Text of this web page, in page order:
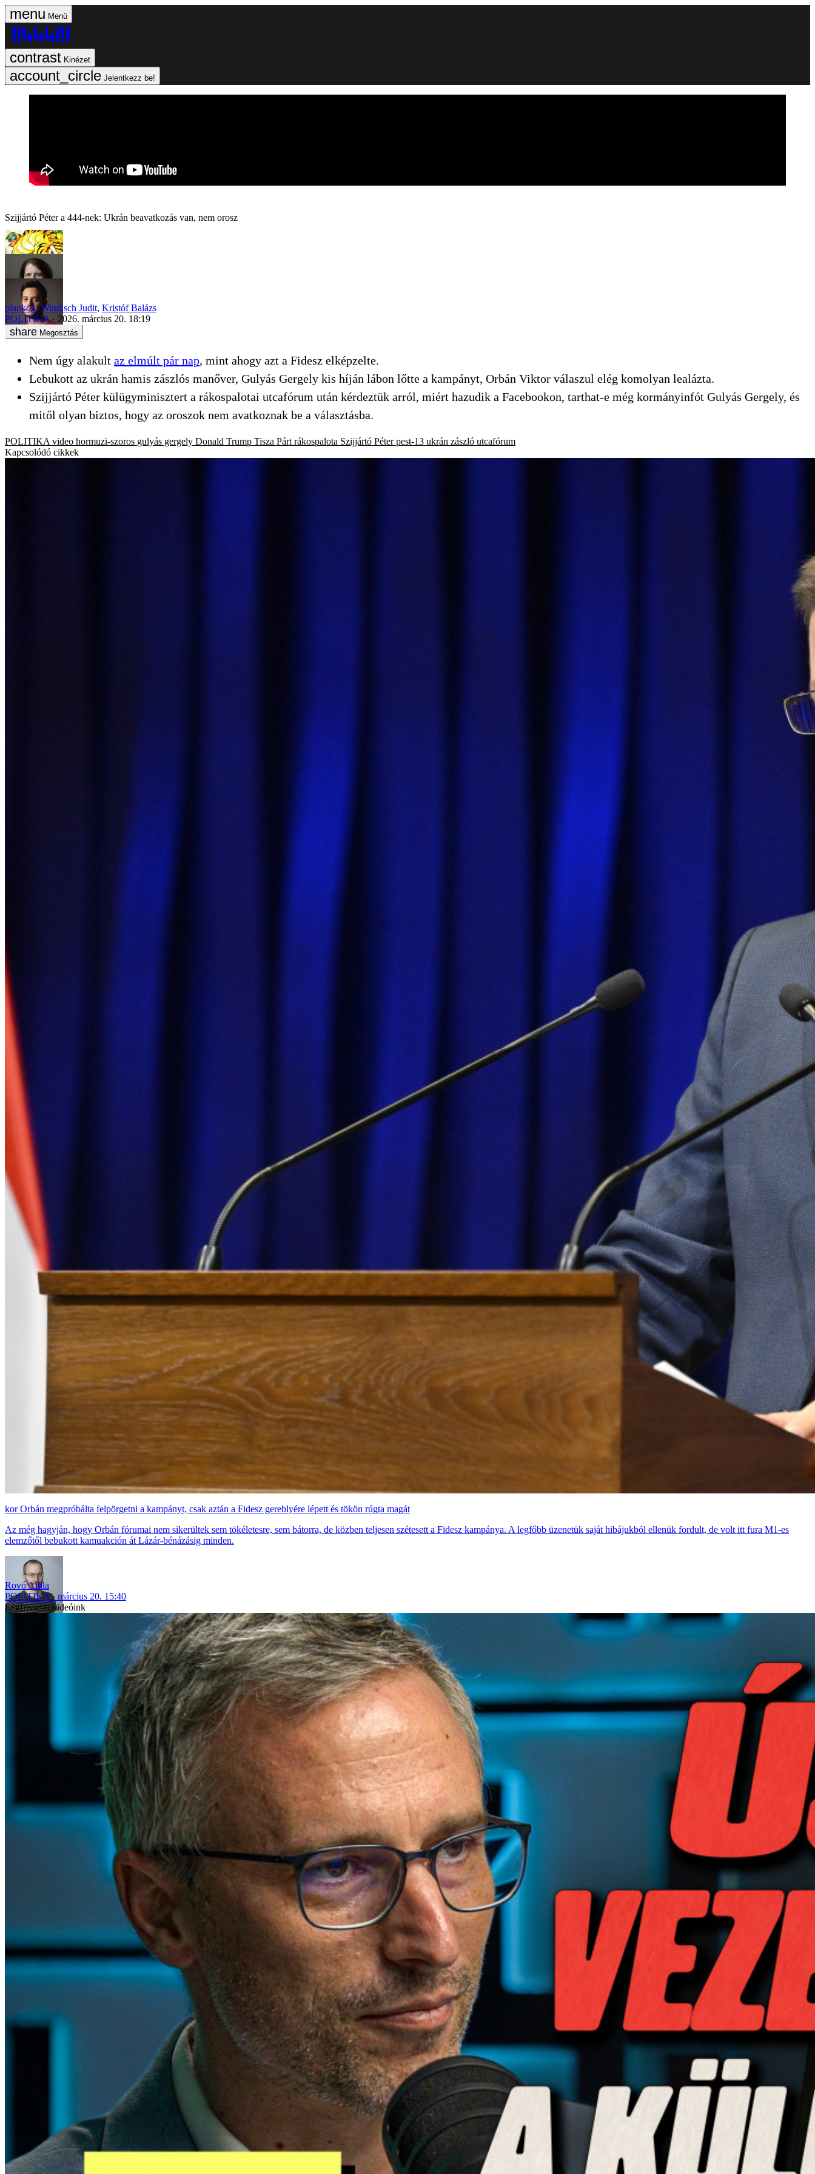
Menü
Kinézet
Jelentkezz be!
Szijjártó Péter a 444-nek: Ukrán beavatkozás van, nem orosz
plankog,Windisch Judit, Kristóf Balázs
POLITIKA
2026. március 20. 18:19
Megosztás
Nem úgy alakult az elmúlt pár nap, mint ahogy azt a Fidesz elképzelte.
Lebukott az ukrán hamis zászlós manőver, Gulyás Gergely kis híján lábon lőtte a kampányt, Orbán Viktor válaszul elég komolyan lealázta.
Szijjártó Péter külügyminisztert a rákospalotai utcafórum után kérdeztük arról, miért hazudik a Facebookon, tarthat-e még kormányinfót Gulyás Gergely, és
mitől olyan biztos, hogy az oroszok nem avatkoznak be a választásba.
POLITIKA video hormuzi-szoros gulyás gergely Donald Trump Tisza Párt rákospalota Szijjártó Péter pest-13 ukrán zászló utcafórum
Kapcsolódó cikkek
Orbán megpróbálta felpörgetni a kampányt, csak aztán a Fidesz gereblyére lépett és tökön rúgta magát
Az még hagyján, hogy Orbán fórumai nem sikerültek sem tökéletesre, sem bátorra, de közben teljesen szétesett a Fidesz kampánya. A legfőbb üzenetük saját hibájukból ellenük fordult, de volt itt fura M1-es
elemzőtől bebukott kamuakción át Lázár-bénázásig minden.
Rovó Attila
POLITIKA
március 20. 15:40
Legfrissebb videóink